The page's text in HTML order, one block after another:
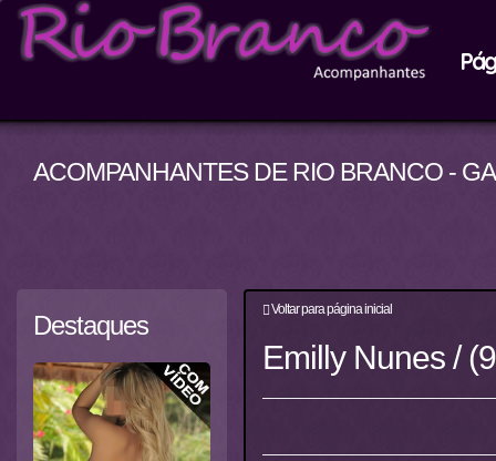
ACOMPANHANTES DE RIO BRANCO -
Destaques
Voltar para página inicial
Emilly Nunes /